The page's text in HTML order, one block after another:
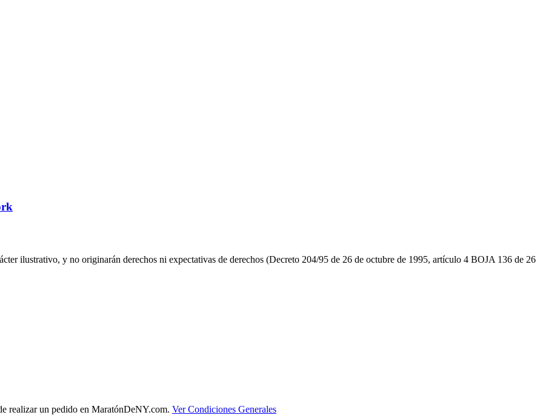
ilustrativo, y no originarán derechos ni expectativas de derechos (Decreto 204/95 de 26 de octubre de 1995, artículo 4 BOJA 136 de 26
realizar un pedido en MaratónDeNY.com. Ver Condiciones Generales